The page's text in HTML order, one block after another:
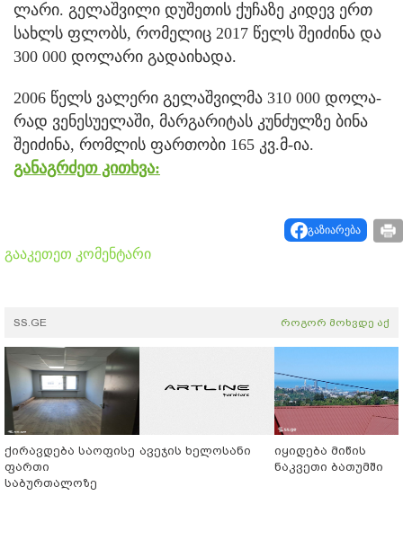
ლარი. გე­ლაშ­ვი­ლი დუ­შე­თის ქუ­ჩა­ზე კი­დევ ერთ
სახ­ლს ფლობს, რო­მე­ლიც 2017 წელს შე­ი­ძი­ნა და
300 000 დო­ლა­რი გა­და­ი­ხა­და.
2006 წელს ვა­ლე­რი გე­ლაშ­ვილ­მა 310 000 დო­ლა­
რად ვე­ნე­სუ­ე­ლა­ში, მარ­გა­რი­ტას კუნ­ძულ­ზე ბინა
შე­ი­ძი­ნა, რომ­ლის ფარ­თო­ბი 165 კვ.მ-ია.
განაგრძეთ კითხვა:
გაზიარება
გააკეთეთ კომენტარი
SS.GE როგორ მოხვდე აქ
ქირავდება საოფისე
ფართი
საბურთალოზე
ავეჯის ხელოსანი
იყიდება მიწის
ნაკვეთი ბათუმში